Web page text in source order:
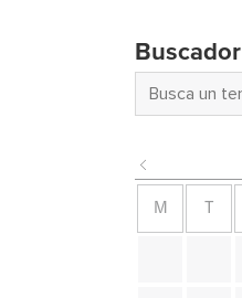
Buscador
M